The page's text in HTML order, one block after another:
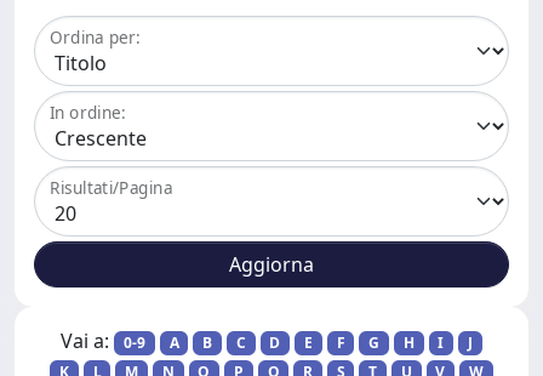
Ordina per:
In ordine:
Risultati/Pagina
Vai a: 0-9 A B C D E F G H I
J